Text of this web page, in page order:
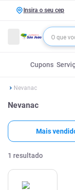
Insira o seu cep
Cupons
Nevanac
Nevanac
Mais
1 resultado